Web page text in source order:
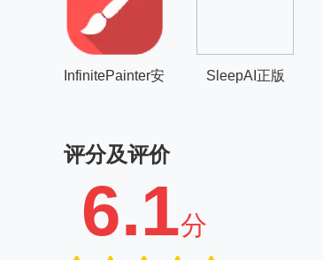
InfinitePainter安 SleepAI正版
评分及评价
6.1分